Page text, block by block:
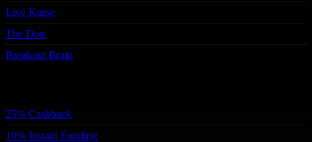
Live Kurse
The Don
Breakout Brain
25% Cashback
10% Instant Funding